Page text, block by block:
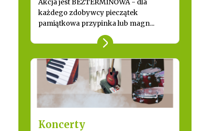
Akcja jest BEZTERMINOWA - dla
każdego zdobywcy pieczątek
pamiątkowa przypinka lub magn...
Koncerty